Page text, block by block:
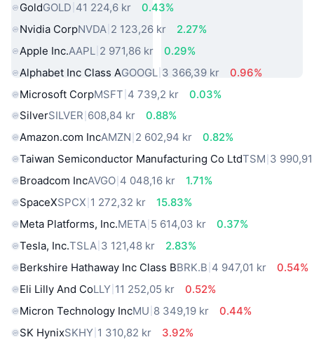
GoldGOLD 41 224,6 kr
0.43%
Nvidia CorpNVDA 2 123,26 kr
2.27%
Apple Inc.AAPL 2 971,86 kr
0.29%
Alphabet Inc Class AGOOGL 3 366,39 kr
0.96%
Microsoft CorpMSFT 4 739,2 kr
0.03%
SilverSILVER 608,84 kr
0.88%
Amazon.com IncAMZN 2 602,94 kr
0.82%
Taiwan Semiconductor Manufacturing Co LtdTSM 3
Broadcom IncAVGO 4 048,16 kr
1.71%
SpaceXSPCX 1 272,32 kr
15.83%
Meta Platforms, Inc.META 5 614,03 kr
0.37%
Tesla, Inc.TSLA 3 121,48 kr
2.83%
Berkshire Hathaway Inc Class BBRK.B 4 947,01 kr
0.54%
Eli Lilly And CoLLY 11 252,05 kr
0.52%
Micron Technology IncMU 8 349,19 kr
0.44%
SK HynixSKHY 1 310,82 kr
3.92%